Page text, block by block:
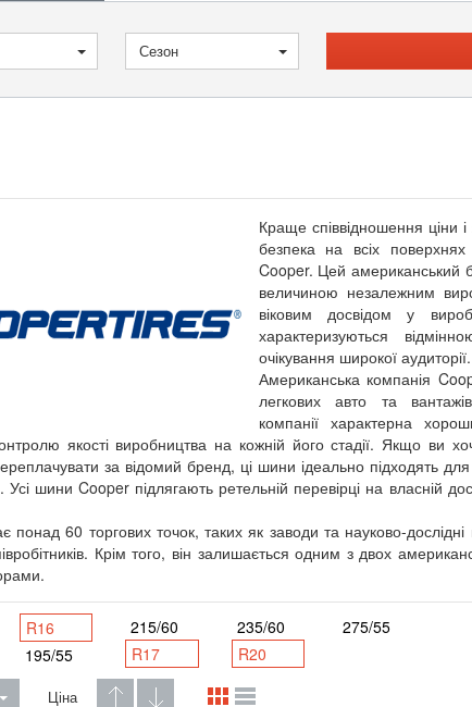
Сезон
Краще співвідношення ціни і
безпека на всіх
Cooper. Цей американський
величиною незалежним
віковим досвідом у
характеризуються
очікування широкої аудиторії.
Американська компанія
легкових авто та
компанії характерна
якості виробництва на кожній його стадії. Якщо ви
за відомий бренд, ці шини ідеально підходять для
шини Cooper підлягають ретельній перевірці на власній
60 торгових точок, таких як заводи та науково-дослідні
Крім того, він залишається одним з двох
R16
195/55
215/60
R17
235/60
R20
275/55
Ціна